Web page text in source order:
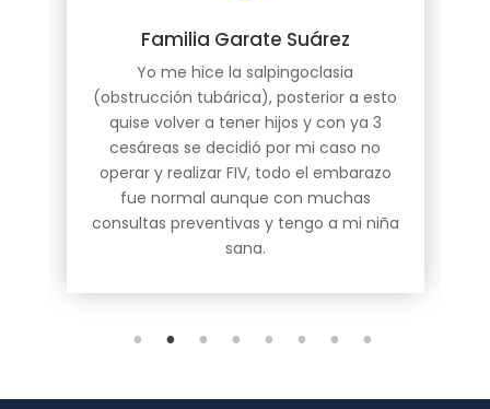
Familia Garate Suárez
Yo me hice la salpingoclasia
(obstrucción tubárica), posterior a esto
quise volver a tener hijos y con ya 3
cesáreas se decidió por mi caso no
operar y realizar FIV, todo el embarazo
fue normal aunque con muchas
consultas preventivas y tengo a mi niña
sana.